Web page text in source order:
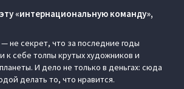
«интернациональную команду»,
не секрет, что за последние годы
к себе толпы крутых художников и
И дело не только в деньгах: сюда
делать то, что нравится.